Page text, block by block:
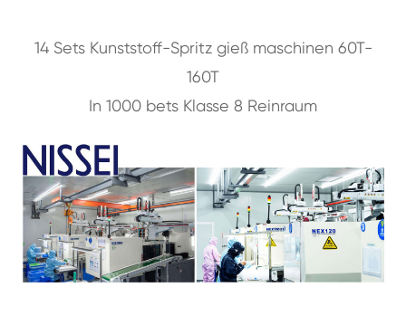
14 Sets Kunststoff-Spritz gieß maschinen 60T-
160T
In 1000 bets Klasse 8 Reinraum